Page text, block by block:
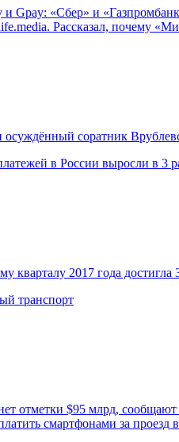
и Gpay: «Сбер» и
Рассказал, почему
соратник
в России выросли в 3
кварталу 2017 года
транспорт
отметки $95 млрд,
смартфонами за